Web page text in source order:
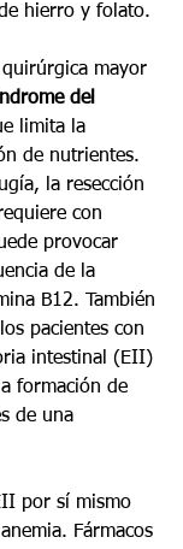
hierro y folato.
mayor
del
limita la
de nutrientes.
la resección
con
provocar
de la
B12. También
pacientes con
intestinal (EII)
formación de
de una
por sí mismo
Fármacos